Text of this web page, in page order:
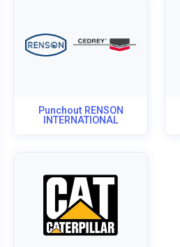
Punchout RENSON
INTERNATIONAL